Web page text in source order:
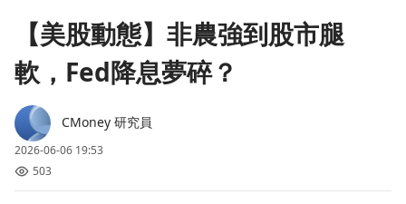
【美股動態】非農強到股市腿
軟，Fed降息夢碎？
CMoney 研究員
2026-06-06 19:53
503